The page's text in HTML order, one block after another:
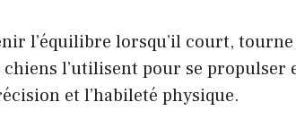
l’équilibre lorsqu’il court,
chiens l’utilisent pour se
et l’habileté physique.